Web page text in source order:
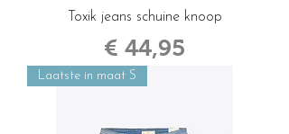
Toxik jeans schuine knoop
Prijs
€ 44,95
Laatste in maat S